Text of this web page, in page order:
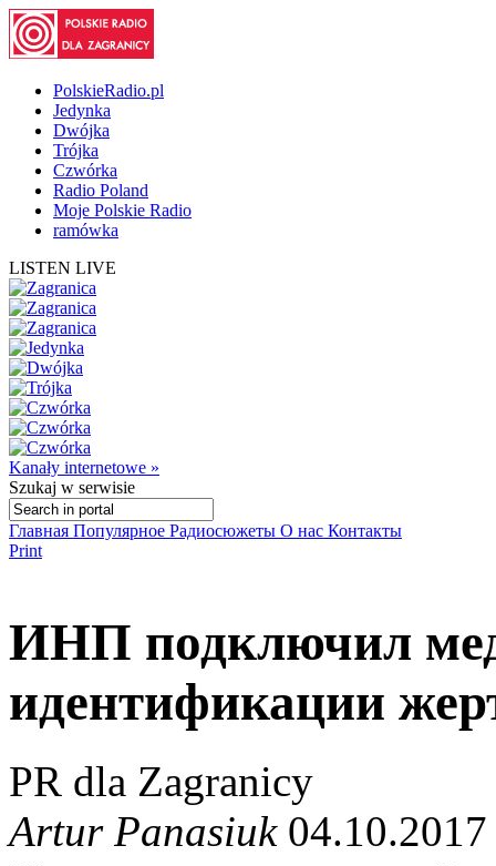
PolskieRadio.pl
Jedynka
Dwójka
Trójka
Czwórka
Radio Poland
Moje Polskie Radio
ramówka
LISTEN LIVE
Kanały internetowe »
Szukaj w serwisie
Главная Популярное Радиосюжеты О нас Контакты
Print
ИНП подключил
идентификации
PR dla Zagranicy
Artur Panasiuk04.10.2017